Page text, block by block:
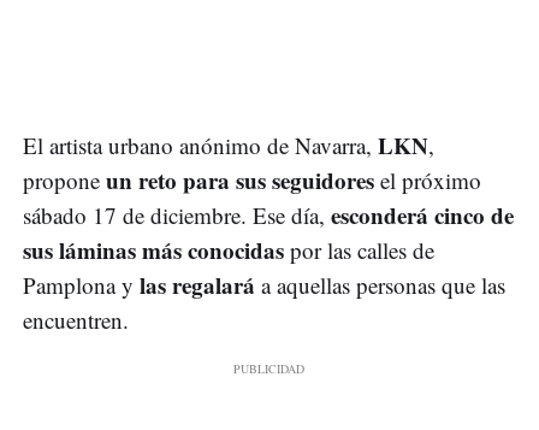
El artista urbano anónimo de Navarra, LKN,
propone un reto para sus seguidores el próximo
sábado 17 de diciembre. Ese día, esconderá cinco de
sus láminas más conocidas por las calles de
Pamplona y las regalará a aquellas personas que las
encuentren.